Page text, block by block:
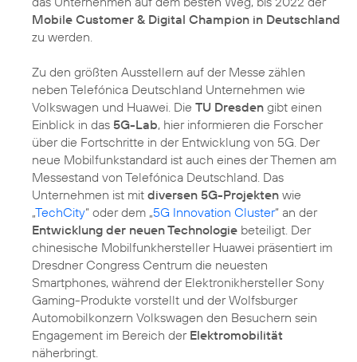
Mobile Customer & Digital Champion in Deutschland
zu werden.
Zu den größten Ausstellern auf der Messe zählen
neben Telefónica Deutschland Unternehmen wie
Volkswagen und Huawei. Die TU Dresden gibt einen
Einblick in das 5G-Lab, hier informieren die Forscher
über die Fortschritte in der Entwicklung von 5G. Der
neue Mobilfunkstandard ist auch eines der Themen am
Messestand von Telefónica Deutschland. Das
Unternehmen ist mit diversen 5G-Projekten wie
„TechCity“ oder dem „5G Innovation Cluster“ an der
Entwicklung der neuen Technologie beteiligt. Der
chinesische Mobilfunkhersteller Huawei präsentiert im
Dresdner Congress Centrum die neuesten
Smartphones, während der Elektronikhersteller Sony
Gaming-Produkte vorstellt und der Wolfsburger
Automobilkonzern Volkswagen den Besuchern sein
Engagement im Bereich der Elektromobilität
näherbringt.